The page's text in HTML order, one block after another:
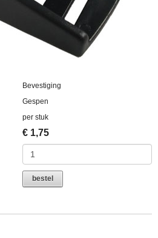
Bevestiging
Gespen
per stuk
€ 1,75
bestel